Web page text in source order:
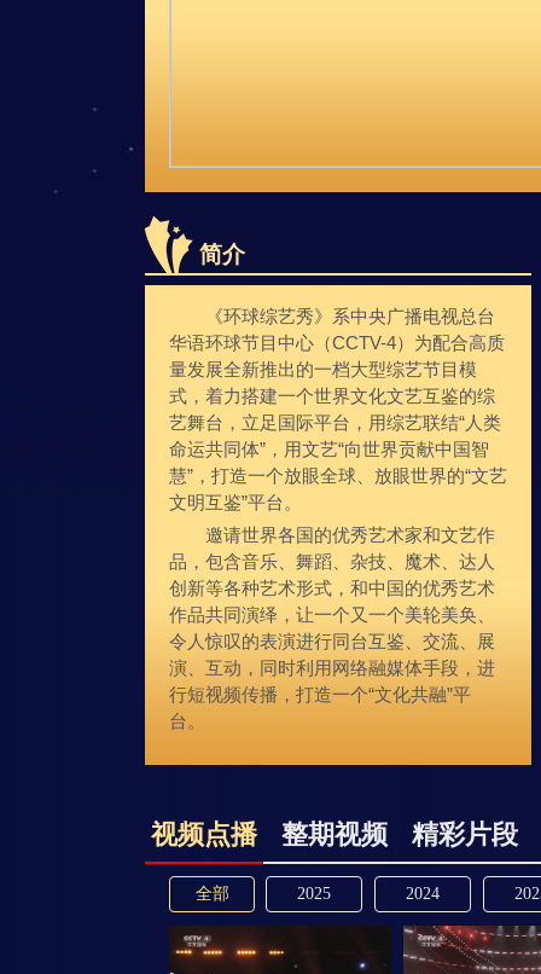
简介
《环球综艺秀》系中央广播电视总台
华语环球节目中心（CCTV-4）为配合高质
量发展全新推出的一档大型综艺节目模
式，着力搭建一个世界文化文艺互鉴的综
艺舞台，立足国际平台，用综艺联结“人类
命运共同体”，用文艺“向世界贡献中国智
慧”，打造一个放眼全球、放眼世界的“文艺
文明互鉴”平台。
邀请世界各国的优秀艺术家和文艺作
品，包含音乐、舞蹈、杂技、魔术、达人
创新等各种艺术形式，和中国的优秀艺术
作品共同演绎，让一个又一个美轮美奂、
令人惊叹的表演进行同台互鉴、交流、展
演、互动，同时利用网络融媒体手段，进
行短视频传播，打造一个“文化共融”平
台。
视频点播 整期视频 精彩片段
全部 2025 2024